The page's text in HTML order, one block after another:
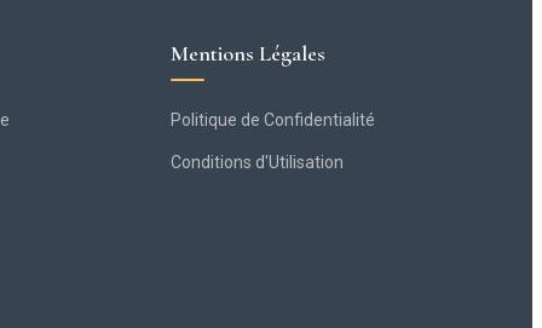
Mentions Légales
Politique de Confidentialité
Conditions d'Utilisation